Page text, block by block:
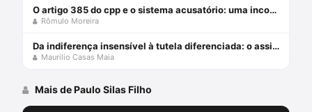
O artigo 385 do cpp e o sistema acusatório: uma incompatiblidade com a constituição federal
Rômulo Moreira
Da indiferença insensível à tutela diferenciada: o assistido defensorial e o cumprimento de sentença – esperanças da cidadania no ncpc
Maurilio Casas Maia
Mais de Paulo Silas Filho